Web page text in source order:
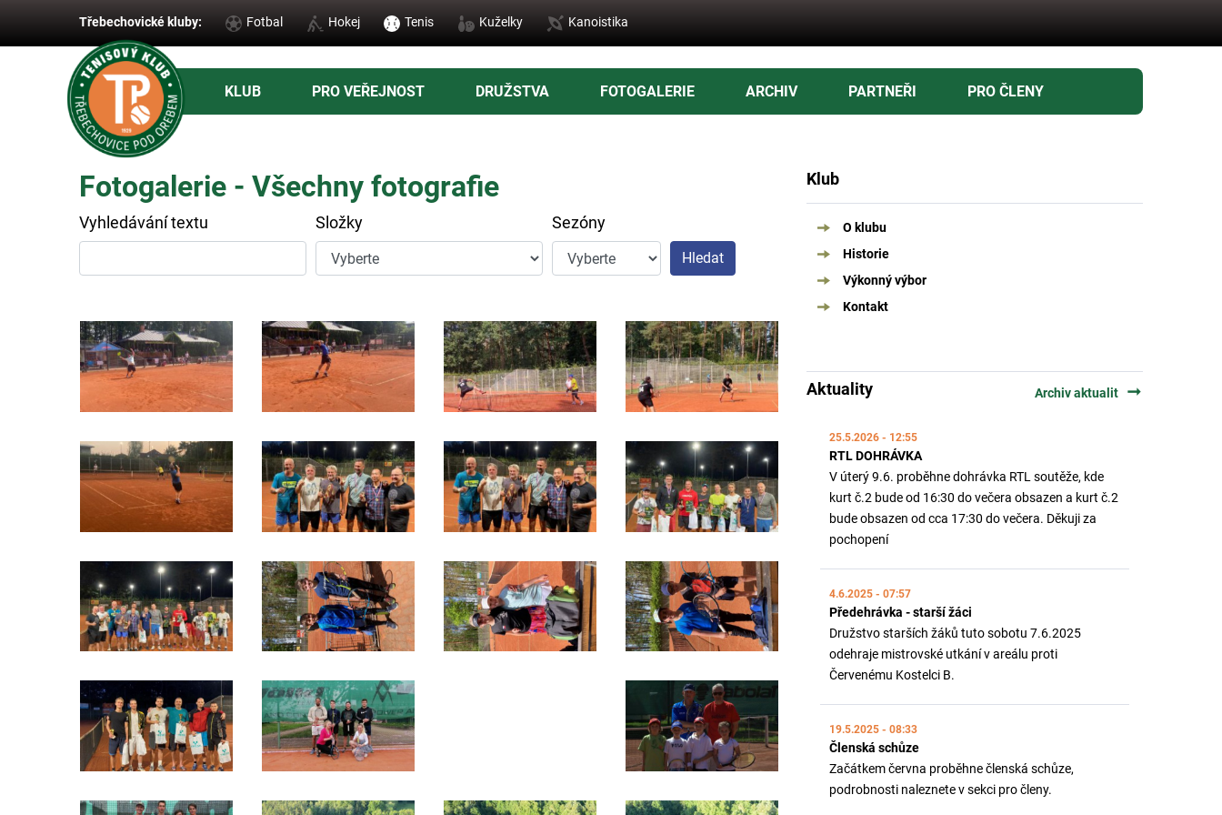
Třebechovické kluby: Fotbal Hokej Tenis Kuželky Kanoistika
KLUB PRO VEŘEJNOST DRUŽSTVA FOTOGALERIE ARCHIV PARTNEŘI PRO ČLENY
Fotogalerie - Všechny fotografie
Vyhledávání textu Složky Sezóny
Hledat
Klub
O klubu
Historie
Výkonný výbor
Kontakt
Aktuality Archiv aktualit arrow_right_alt
25.5.2026 - 12:55
RTL DOHRÁVKA
V úterý 9.6. proběhne dohrávka RTL soutěže, kde
kurt č.2 bude od 16:30 do večera obsazen a kurt č.2
bude obsazen od cca 17:30 do večera. Děkuji za
pochopení
4.6.2025 - 07:57
Předehrávka - starší žáci
Družstvo starších žáků tuto sobotu 7.6.2025
odehraje mistrovské utkání v areálu proti
Červenému Kostelci B.
19.5.2025 - 08:33
Členská schůze
Začátkem června proběhne členská schůze,
podrobnosti naleznete v sekci pro členy.